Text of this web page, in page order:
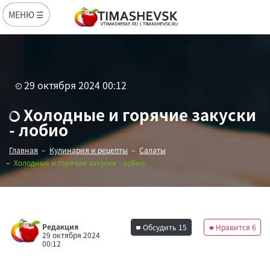
МЕНЮ ☰
29 октября 2024 00:12
Холодные и горячие закуски
- лобио
Главная Кулинария и рецепты
Салаты
Холодные и горячие закуски - лобио
Редакция
29 октября 2024
00:12
Нравится 6
Обсудить 15